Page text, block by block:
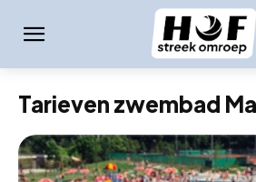
Tarieven zwembad